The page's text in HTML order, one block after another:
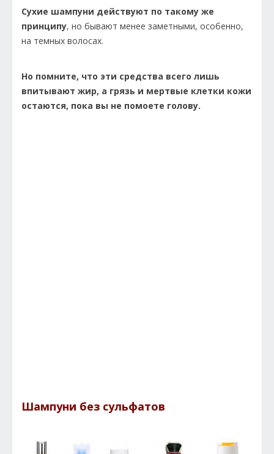
Сухие шампуни действуют по такому же
принципу, но бывают менее заметными, особенно,
на темных волосах.
Но помните, что эти средства всего лишь
впитывают жир, а грязь и мертвые клетки кожи
остаются, пока вы не помоете голову.
Шампуни без сульфатов